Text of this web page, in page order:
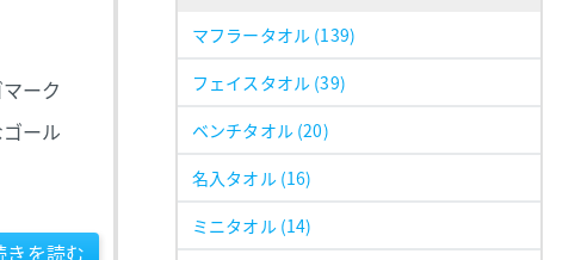
ーク
ール
きを読む
マフラータオル (139)
フェイスタオル (39)
ベンチタオル (20)
名入タオル (16)
ミニタオル (14)